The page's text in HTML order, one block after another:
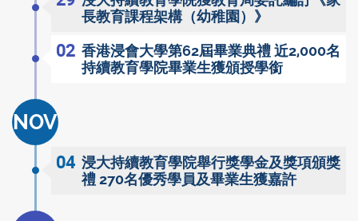
長教育課程架構（幼稚園）》
02 香港浸會大學第62屆畢業典禮 近2,000名
持續教育學院畢業生獲頒授學銜
NOV
04 浸大持續教育學院舉行獎學金及獎項頒獎
禮 270名優秀學員及畢業生獲嘉許